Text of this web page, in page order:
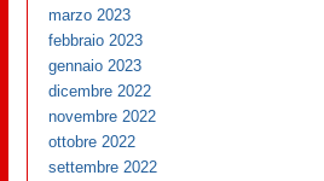
marzo 2023
febbraio 2023
gennaio 2023
dicembre 2022
novembre 2022
ottobre 2022
settembre 2022